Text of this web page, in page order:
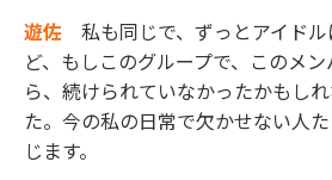
遊佐 私も同じで、ずっとアイド
ど、もしこのグループで、このメ
ら、続けられていなかったかもし
た。今の私の日常で欠かせない人
じます。